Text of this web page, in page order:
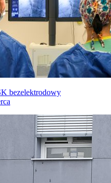
bezelektrodowy